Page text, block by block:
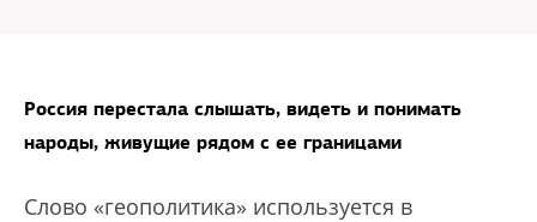
Россия перестала слышать, видеть и понимать
народы, живущие рядом с ее границами
Слово «геополитика» используется в